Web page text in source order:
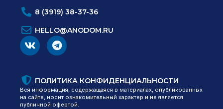
8 (3919) 38-37-36
HELLO@ANODOM.RU
ПОЛИТИКА КОНФИДЕНЦИАЛЬНОСТИ
Вся информация, содержащаяся в материалах, опубликованных
на сайте, носит ознакомительный характер и не является
публичной офертой.